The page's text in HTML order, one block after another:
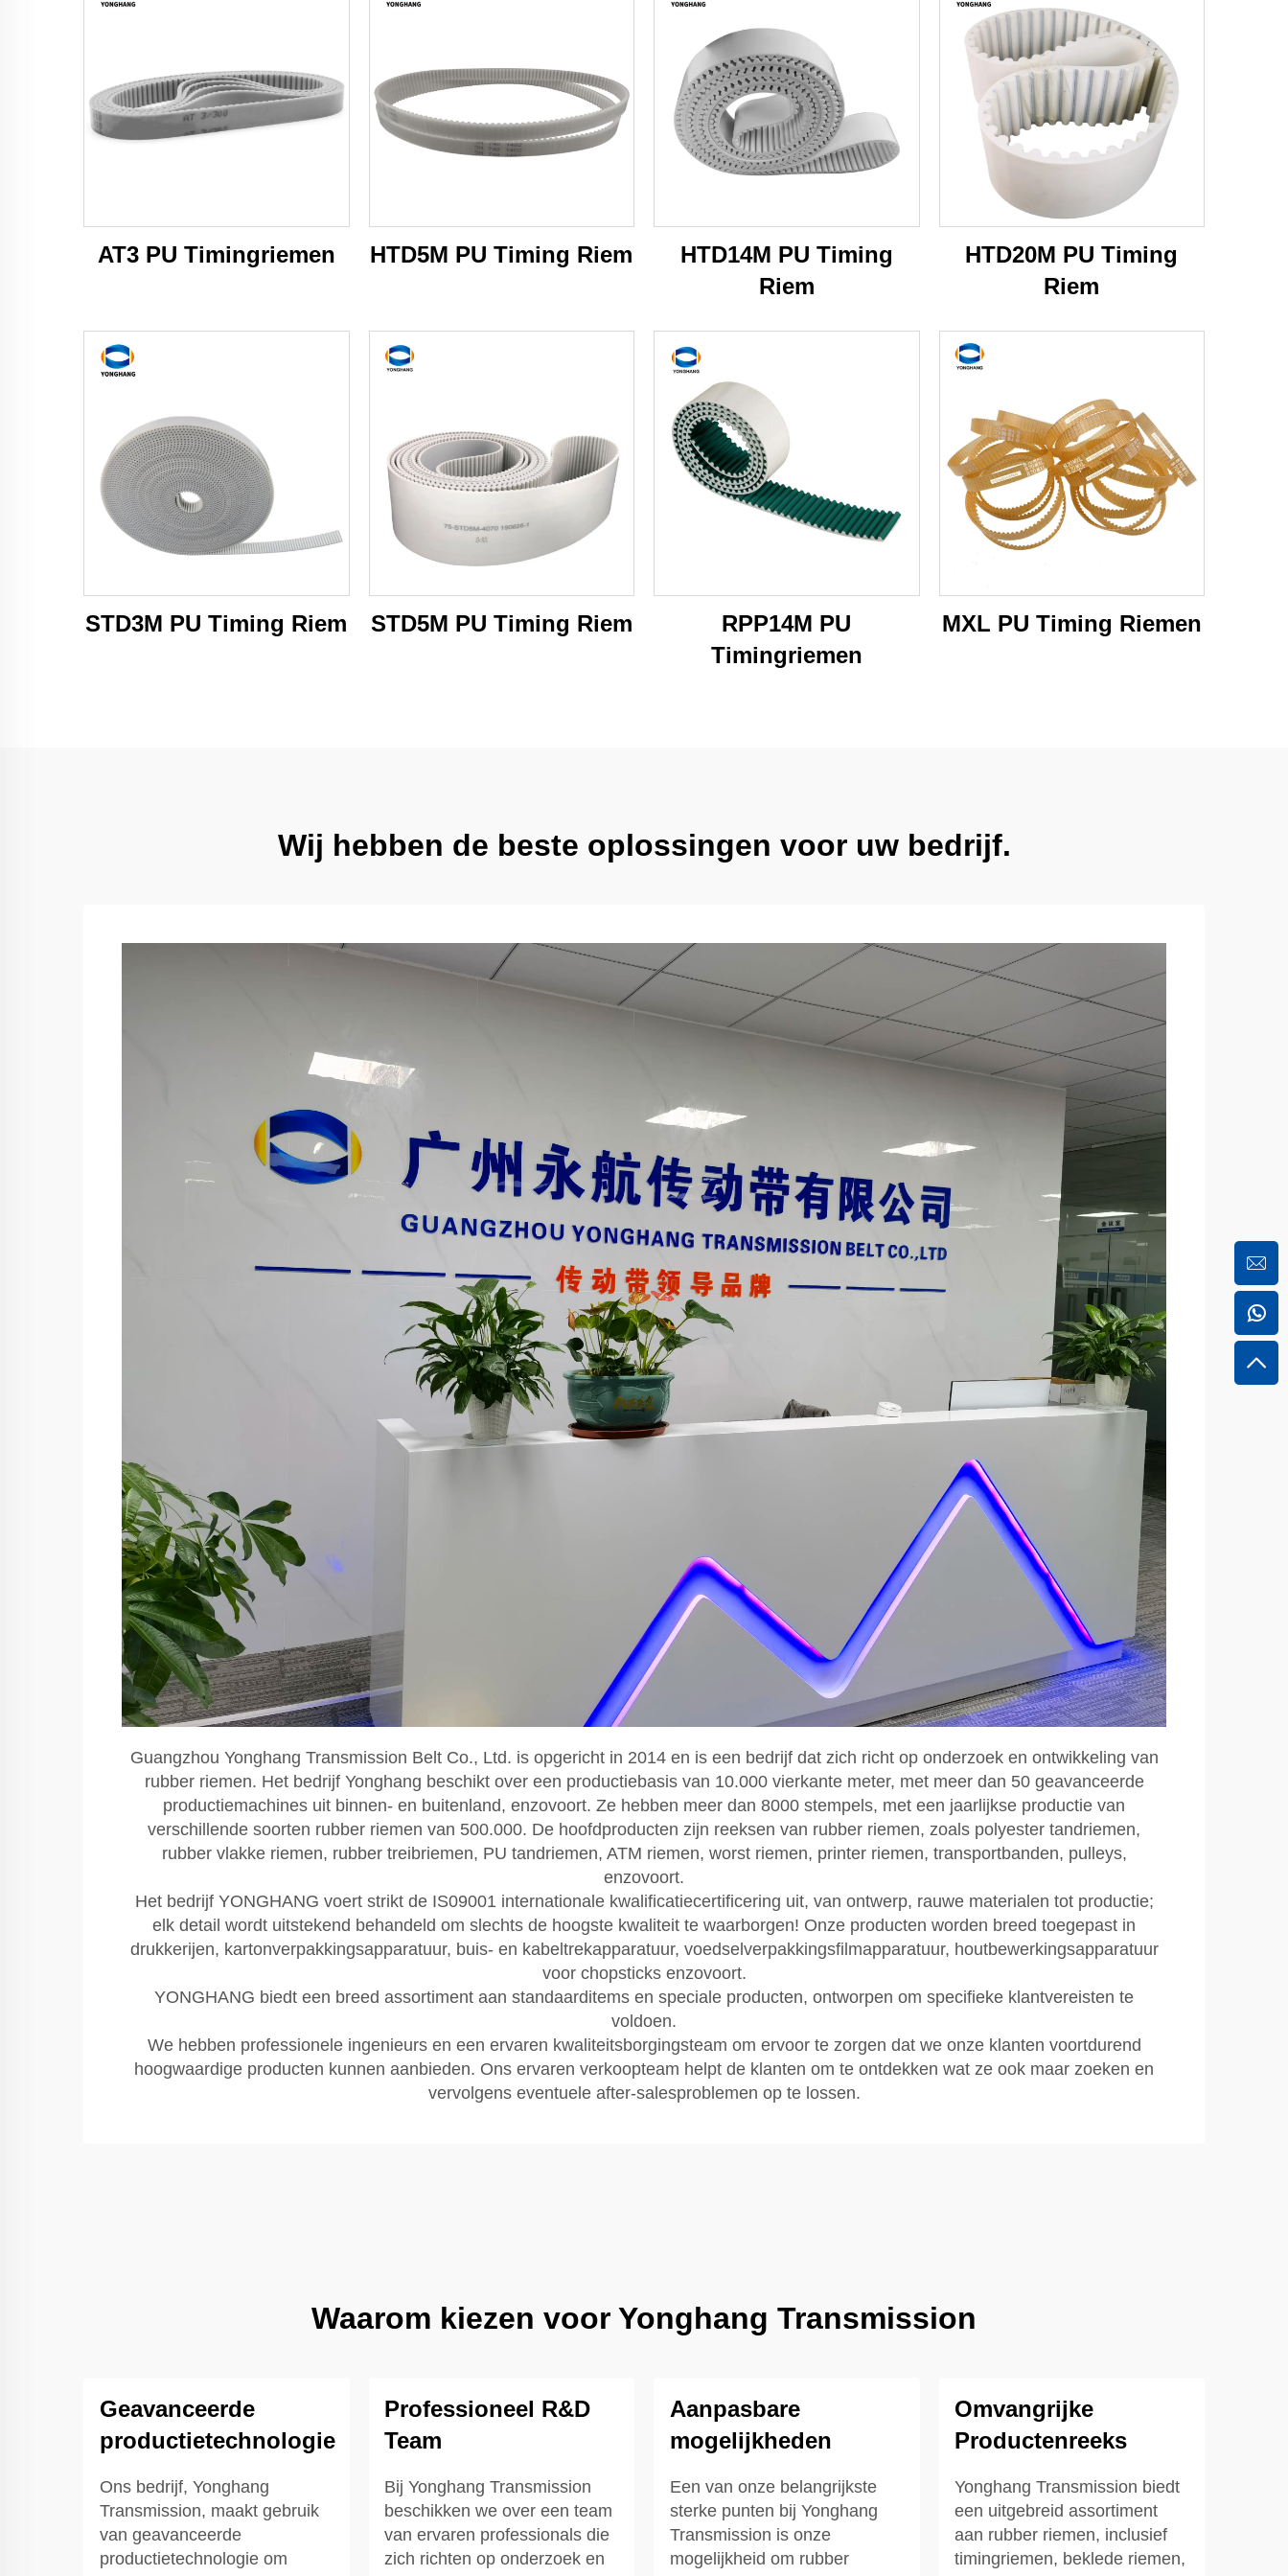
AT3 PU Timingriemen HTD5M PU Timing Riem
HTD14M PU Timing
Riem
HTD20M PU Timing
Riem
STD3M PU Timing Riem STD5M PU Timing Riem
RPP14M PU
Timingriemen
MXL PU Timing Riemen
Wij hebben de beste oplossingen voor uw bedrijf.
Guangzhou Yonghang Transmission Belt Co., Ltd. is opgericht in 2014 en is een bedrijf dat zich richt op onderzoek en ontwikkeling van
rubber riemen. Het bedrijf Yonghang beschikt over een productiebasis van 10.000 vierkante meter, met meer dan 50 geavanceerde
productiemachines uit binnen- en buitenland, enzovoort. Ze hebben meer dan 8000 stempels, met een jaarlijkse productie van
verschillende soorten rubber riemen van 500.000. De hoofdproducten zijn reeksen van rubber riemen, zoals polyester tandriemen,
rubber vlakke riemen, rubber treibriemen, PU tandriemen, ATM riemen, worst riemen, printer riemen, transportbanden, pulleys,
enzovoort.
Het bedrijf YONGHANG voert strikt de IS09001 internationale kwalificatiecertificering uit, van ontwerp, rauwe materialen tot productie;
elk detail wordt uitstekend behandeld om slechts de hoogste kwaliteit te waarborgen! Onze producten worden breed toegepast in
drukkerijen, kartonverpakkingsapparatuur, buis- en kabeltrekapparatuur, voedselverpakkingsfilmapparatuur, houtbewerkingsapparatuur
voor chopsticks enzovoort.
YONGHANG biedt een breed assortiment aan standaarditems en speciale producten, ontworpen om specifieke klantvereisten te
voldoen.
We hebben professionele ingenieurs en een ervaren kwaliteitsborgingsteam om ervoor te zorgen dat we onze klanten voortdurend
hoogwaardige producten kunnen aanbieden. Ons ervaren verkoopteam helpt de klanten om te ontdekken wat ze ook maar zoeken en
vervolgens eventuele after-salesproblemen op te lossen.
Waarom kiezen voor Yonghang Transmission
Geavanceerde
productietechnologie
Ons bedrijf, Yonghang
Transmission, maakt gebruik
van geavanceerde
productietechnologie om
Professioneel R&D
Team
Bij Yonghang Transmission
beschikken we over een team
van ervaren professionals die
zich richten op onderzoek en
Aanpasbare
mogelijkheden
Een van onze belangrijkste
sterke punten bij Yonghang
Transmission is onze
mogelijkheid om rubber
Omvangrijke
Productenreeks
Yonghang Transmission biedt
een uitgebreid assortiment
aan rubber riemen, inclusief
timingriemen, beklede riemen,